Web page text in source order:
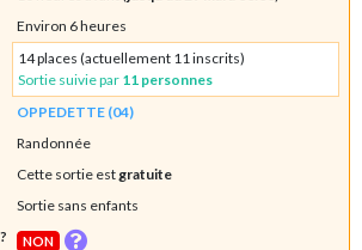
Environ 6 heures
14 places (actuellement 11 inscrits)
Sortie suivie par 11 personnes
OPPEDETTE (04)
Randonnée
Cette sortie est gratuite
Sortie sans enfants
NON